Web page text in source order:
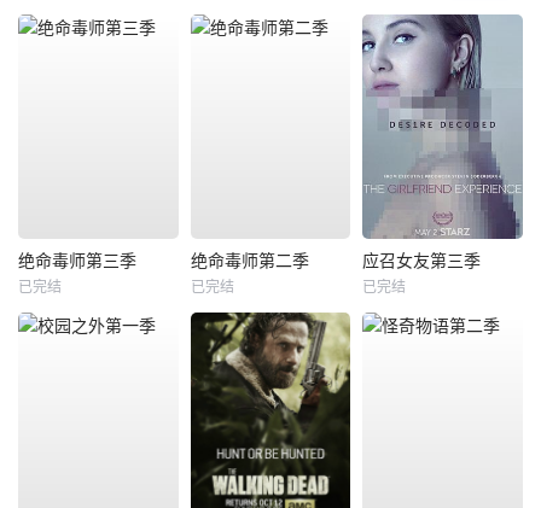
绝命毒师第三季
已完结
绝命毒师第二季
已完结
应召女友第三季
已完结